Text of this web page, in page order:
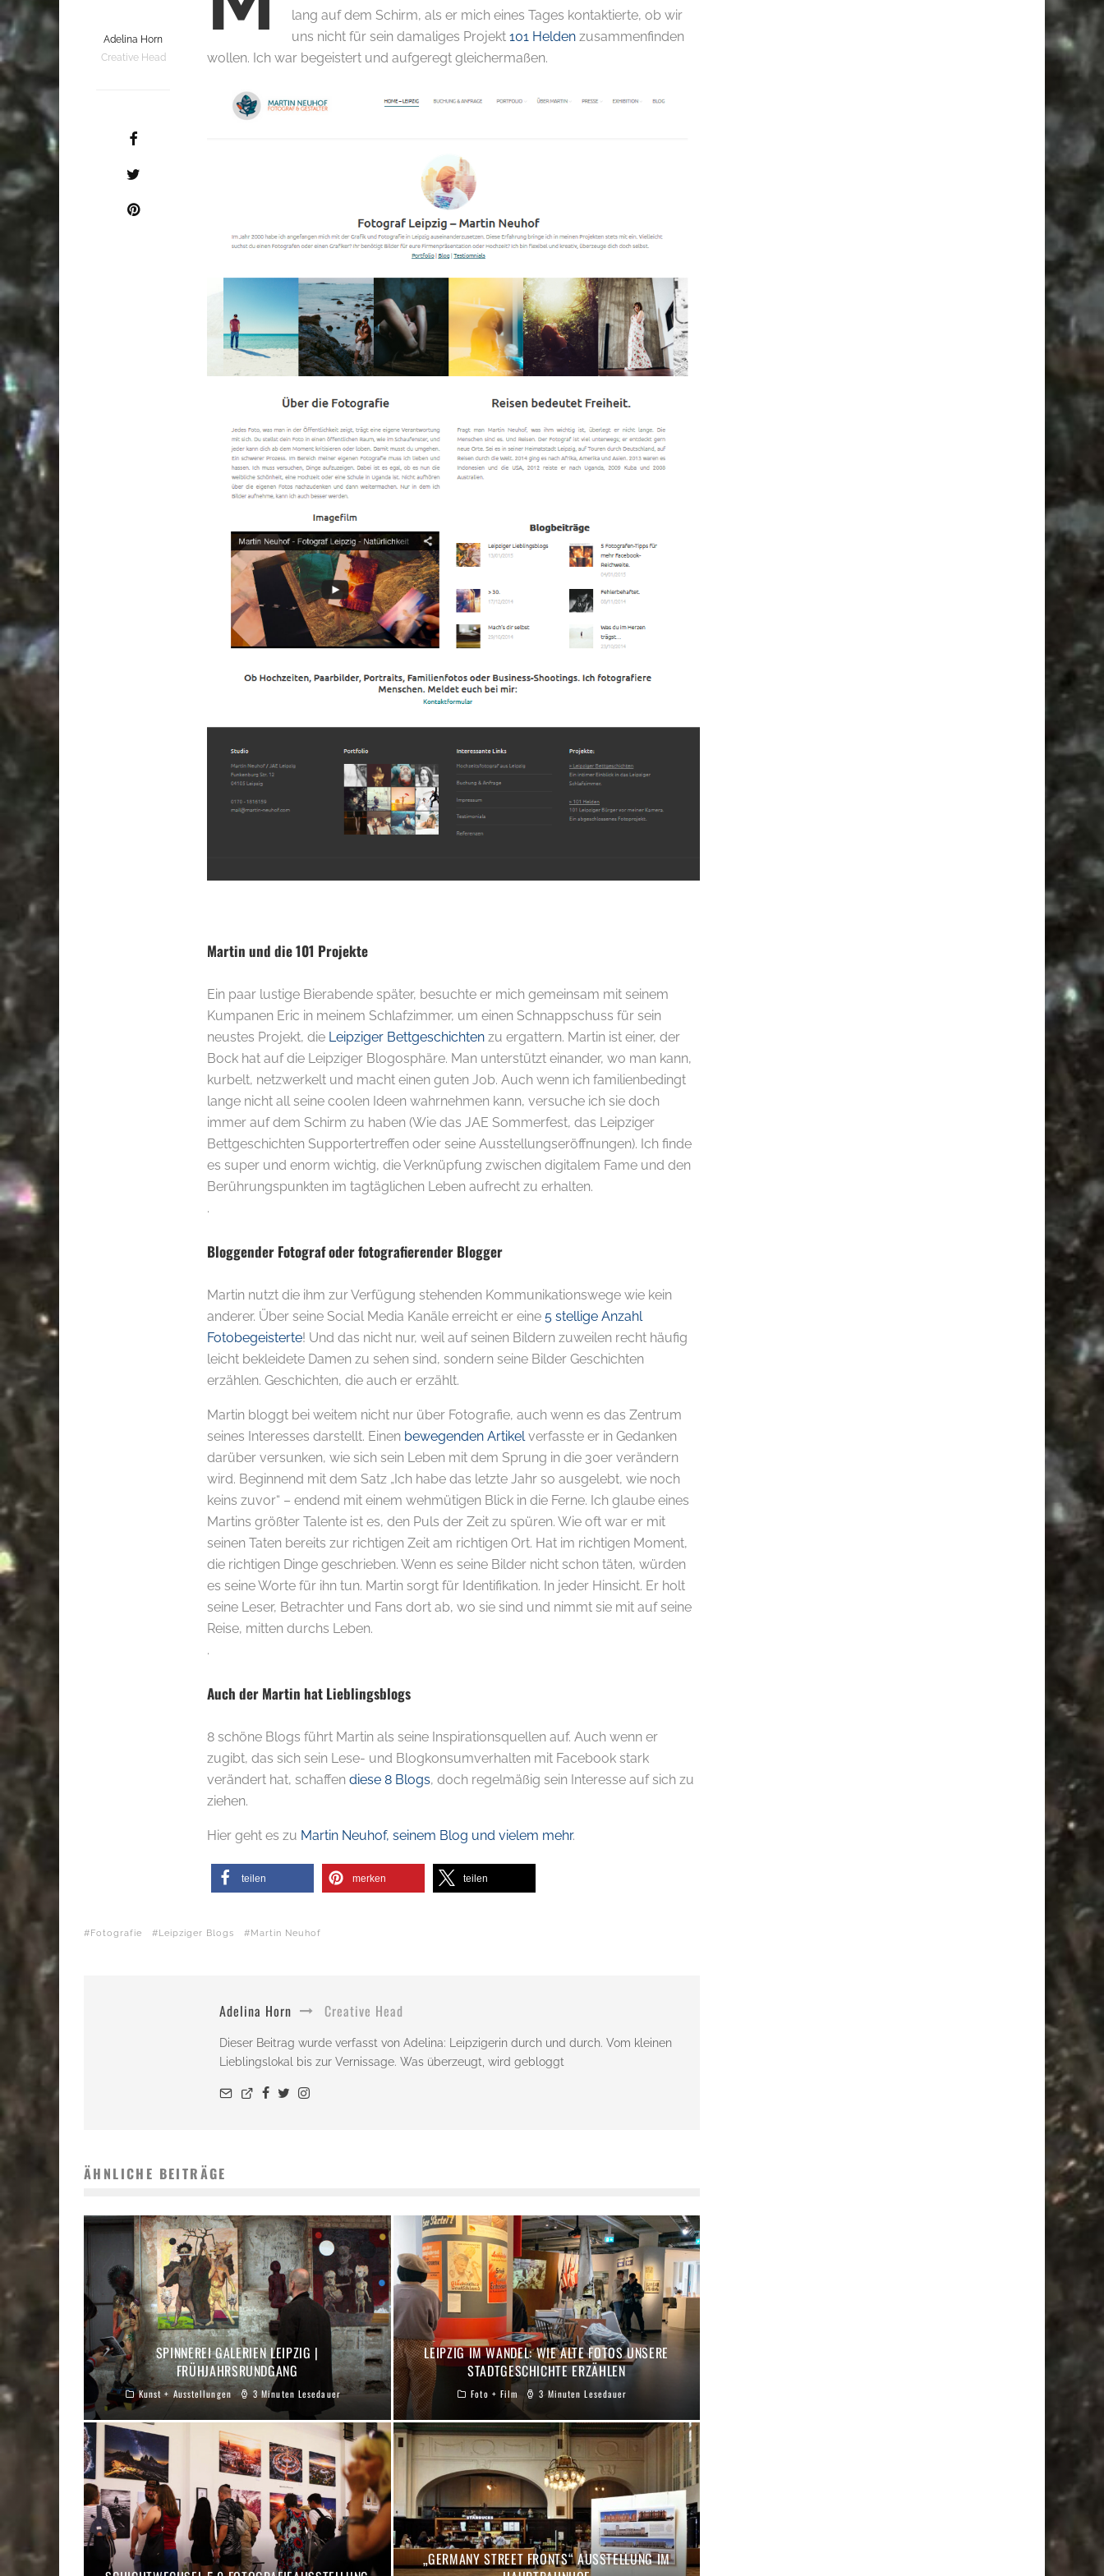
Adelina Horn
Creative Head
lang auf dem Schirm, als er mich eines Tages kontaktierte, ob wir
uns nicht für sein damaliges Projekt 101 Helden zusammenfinden
wollen. Ich war begeistert und aufgeregt gleichermaßen.
Martin und die 101 Projekte
Ein paar lustige Bierabende später, besuchte er mich gemeinsam mit seinem
Kumpanen Eric in meinem Schlafzimmer, um einen Schnappschuss für sein
neustes Projekt, die Leipziger Bettgeschichten zu ergattern. Martin ist einer, der
Bock hat auf die Leipziger Blogosphäre. Man unterstützt einander, wo man kann,
kurbelt, netzwerkelt und macht einen guten Job. Auch wenn ich familienbedingt
lange nicht all seine coolen Ideen wahrnehmen kann, versuche ich sie doch
immer auf dem Schirm zu haben (Wie das JAE Sommerfest, das Leipziger
Bettgeschichten Supportertreffen oder seine Ausstellungseröffnungen). Ich finde
es super und enorm wichtig, die Verknüpfung zwischen digitalem Fame und den
Berührungspunkten im tagtäglichen Leben aufrecht zu erhalten.
.
Bloggender Fotograf oder fotografierender Blogger
Martin nutzt die ihm zur Verfügung stehenden Kommunikationswege wie kein
anderer. Über seine Social Media Kanäle erreicht er eine 5 stellige Anzahl
Fotobegeisterte! Und das nicht nur, weil auf seinen Bildern zuweilen recht häufig
leicht bekleidete Damen zu sehen sind, sondern seine Bilder Geschichten
erzählen. Geschichten, die auch er erzählt.
Martin bloggt bei weitem nicht nur über Fotografie, auch wenn es das Zentrum
seines Interesses darstellt. Einen bewegenden Artikelverfasste er in Gedanken
darüber versunken, wie sich sein Leben mit dem Sprung in die 30er verändern
wird. Beginnend mit dem Satz „Ich habe das letzte Jahr so ausgelebt, wie noch
keins zuvor“ – endend mit einem wehmütigen Blick in die Ferne. Ich glaube eines
Martins größter Talente ist es, den Puls der Zeit zu spüren. Wie oft war er mit
seinen Taten bereits zur richtigen Zeit am richtigen Ort. Hat im richtigen Moment,
die richtigen Dinge geschrieben. Wenn es seine Bilder nicht schon täten, würden
es seine Worte für ihn tun. Martin sorgt für Identifikation. In jeder Hinsicht. Er holt
seine Leser, Betrachter und Fans dort ab, wo sie sind und nimmt sie mit auf seine
Reise, mitten durchs Leben.
.
Auch der Martin hat Lieblingsblogs
8 schöne Blogs führt Martin als seine Inspirationsquellen auf. Auch wenn er
zugibt, das sich sein Lese- und Blogkonsumverhalten mit Facebook stark
verändert hat, schaffen diese 8 Blogs, doch regelmäßig sein Interesse auf sich zu
ziehen.
Hier geht es zu Martin Neuhof, seinem Blog und vielem mehr.
teilen merken teilen
Fotografie Leipziger Blogs Martin Neuhof
Adelina Horn Creative Head
Dieser Beitrag wurde verfasst von Adelina: Leipzigerin durch und durch. Vom kleinen
Lieblingslokal bis zur Vernissage. Was überzeugt, wird gebloggt
ÄHNLICHE BEITRÄGE
SPINNEREI GALERIEN LEIPZIG |
FRÜHJAHRSRUNDGANG
Kunst + Ausstellungen 3 Minuten Lesedauer
LEIPZIG IM WANDEL: WIE ALTE FOTOS UNSERE
STADTGESCHICHTE ERZÄHLEN
Foto + Film 3 Minuten Lesedauer
„GERMANY STREET FRONTS“ AUSSTELLUNG IM